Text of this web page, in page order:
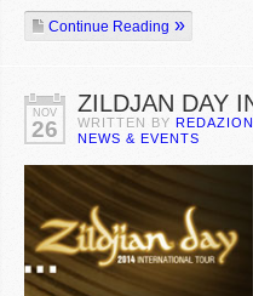
Continue Reading
NOV
26
ZILDJAN DAY
WRITTEN BY
NEWS & EVENTS